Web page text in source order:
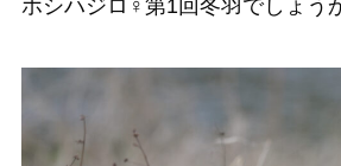
ホシハジロ♀第1回冬羽でしょう